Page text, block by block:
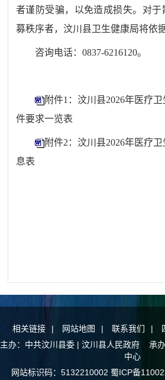
者谨防受骗，以免造成损失。对
募秩序者， 汶川县卫生健康局将依
咨询电话：0837-6216120。
附件1：汶川县2026年医疗
件要求一览表
附件2：汶川县2026年医疗
息表
相关链接 | 网站地图 | 联系我们 |
主办：中共汶川县委 | 汶川县人民政府 承
中心
网站标识码：5132210002 蜀ICP备